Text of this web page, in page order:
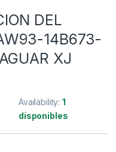
DEL
14B673-
XJ
Availability:1
disponibles